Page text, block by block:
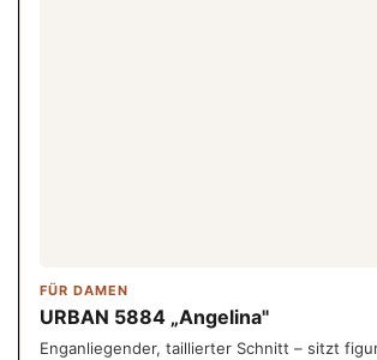
FÜR DAMEN
URBAN 5884 „Angelina"
Enganliegender, taillierter Schnitt – sitzt